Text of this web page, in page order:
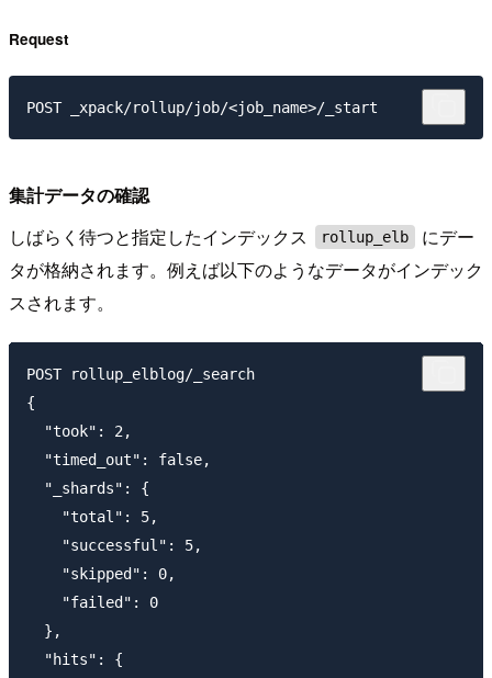
Request
集計データの確認
しばらく待つと指定したインデックス
rollup_elb
にデー
タが格納されます。例えば以下のようなデータがインデック
スされます。
POST rollup_elblog/_search
{
  "took": 2,
  "timed_out": false,
  "_shards": {
    "total": 5,
    "successful": 5,
    "skipped": 0,
    "failed": 0
  },
  "hits": {